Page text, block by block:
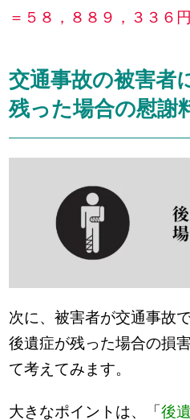
＝５８，８８９，３３６円
交通事故の被害者
残った場合の慰謝
次に、被害者が交通事故
後遺症が残った場合の損
て考えてみます。
大きなポイントは、「後